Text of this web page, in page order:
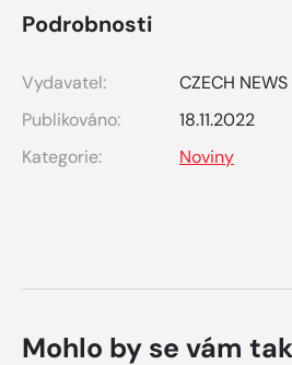
Podrobnosti
Vydavatel:
CZECH
Publikováno:
18.11.2022
Kategorie:
Noviny
Mohlo by se vám